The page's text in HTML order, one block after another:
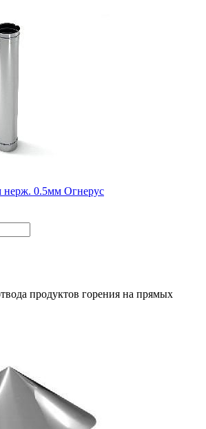
нерж. 0.5мм Огнерус
продуктов горения на прямых